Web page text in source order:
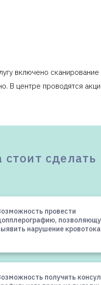
включено
В центре проводятся
стоит сделать
провести
нарушение кровотока
получить